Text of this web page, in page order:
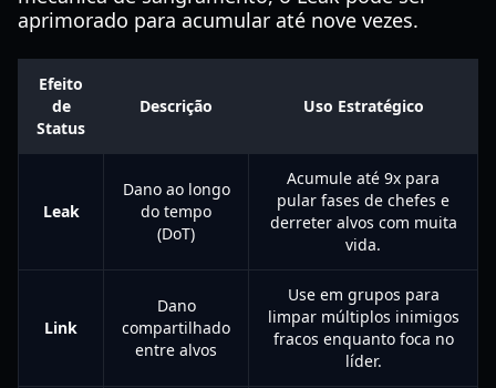
aprimorado para acumular até nove vezes.
Efeito
de
Status
Descrição Uso Estratégico
Leak
Dano ao longo
do tempo
(DoT)
Acumule até 9x para
pular fases de chefes e
derreter alvos com muita
vida.
Link
Dano
compartilhado
entre alvos
Use em grupos para
limpar múltiplos inimigos
fracos enquanto foca no
líder.